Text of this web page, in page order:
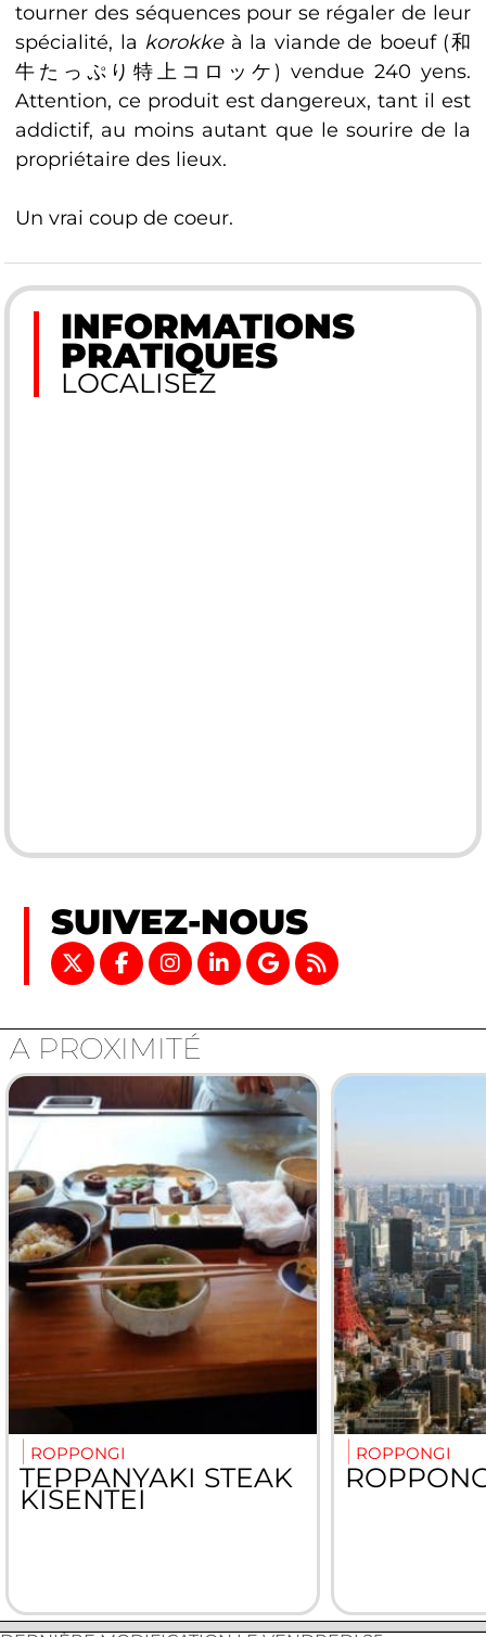
tourner des séquences pour se régaler de leur
spécialité, la korokkeà la viande de boeuf (和
牛たっぷり特上コロッケ) vendue 240 yens.
Attention, ce produit est dangereux, tant il est
addictif, au moins autant que le sourire de la
propriétaire des lieux.
Un vrai coup de coeur.
INFORMATIONS
PRATIQUES
LOCALISEZ
SUIVEZ-NOUS
A PROXIMITÉ
ROPPONGI
TEPPANYAKI STEAK
KISENTEI
ROPPONGI